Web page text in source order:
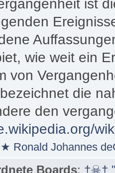
Zukunft 📝
ist
wie weit ein
von
die
den
★ Ronald Johannes